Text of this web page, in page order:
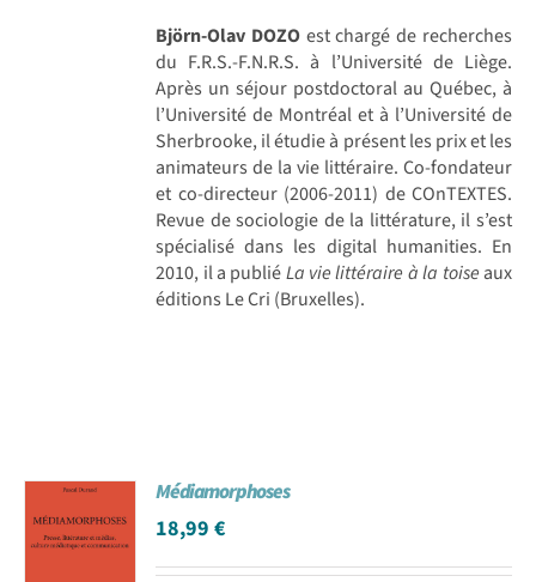
Björn-Olav DOZOest chargé de recherches
du F.R.S.-F.N.R.S. à l’Université de Liège.
Après un séjour postdoctoral au Québec, à
l’Université de Montréal et à l’Université de
Sherbrooke, il étudie à présent les prix et les
animateurs de la vie littéraire. Co-fondateur
et co-directeur (2006-2011) de COnTEXTES.
Revue de sociologie de la littérature, il s’est
spécialisé dans les digital humanities. En
2010, il a publiéLa vie littéraire à la toise aux
éditions Le Cri (Bruxelles).
Médiamorphoses
18,99€